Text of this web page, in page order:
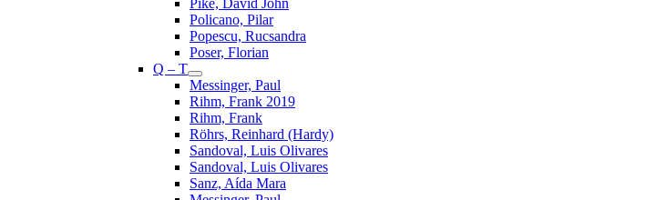
Policano, Pilar
Popescu, Rucsandra
Poser, Florian
Q – T
Messinger, Paul
Rihm, Frank 2019
Rihm, Frank
Röhrs, Reinhard (Hardy)
Sandoval, Luis Olivares
Sandoval, Luis Olivares
Sanz, Aída Mara